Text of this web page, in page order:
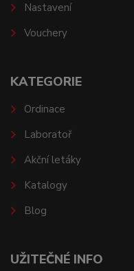
Nastavení
Vouchery
KATEGORIE
Ordinace
Laboratoř
Akční letáky
Katalogy
Blog
UŽITEČNÉ INFO